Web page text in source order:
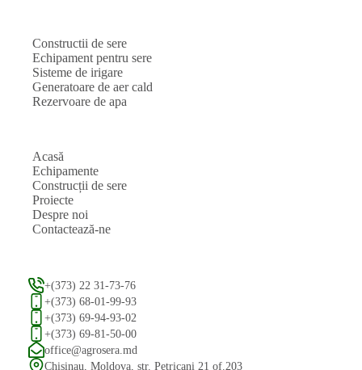
Constructii de sere
Echipament pentru sere
Sisteme de irigare
Generatoare de aer cald
Rezervoare de apa
Acasă
Echipamente
Construcții de sere
Proiecte
Despre noi
Contactează-ne
+(373) 22 31-73-76
+(373) 68-01-99-93
+(373) 69-94-93-02
+(373) 69-81-50-00
office@agrosera.md
Chisinau, Moldova, str. Petricani 21 of.203